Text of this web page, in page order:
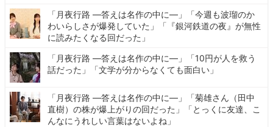
「月夜行路 ―答えは名作の中に―」「今週も波瑠のか
わいらしさが爆発していた」「『銀河鉄道の夜』が無性
に読みたくなる回だった」
「月夜行路 ―答えは名作の中に―」「10円が人を救う
話だった」「文学が分からなくても面白い」
「月夜行路 ―答えは名作の中に―」「菊雄さん（田中
直樹）の株が爆上がりの回だった」「とっくに友達、こ
んなにうれしい言葉はないよね」